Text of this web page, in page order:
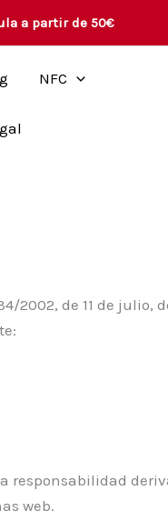
a partir de 50€
NFC
de 11 de julio,
responsabilidad
web.